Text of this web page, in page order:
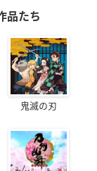
品たち
鬼滅の刃